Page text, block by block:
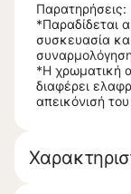
Παρατηρήσεις:
*Παραδίδεται
συσκευασία
*Η χρωματική
διαφέρει
απεικόνισή